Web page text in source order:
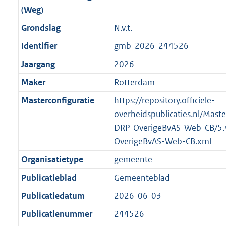
r
m
a
a
o
r
m
a
t
f
o
r
m
a
t
n
f
o
r
a
a
t
t
e
:
2
K
b
t
e
2
K
b
(Weg)
Grondslag
N.v.t.
Identifier
gmb-2026-244526
Jaargang
2026
Maker
Rotterdam
Masterconfiguratie
https://repository.officiele-
overheidspublicaties.nl/
DRP-OverigeBvAS-Web-CB/
OverigeBvAS-Web-CB.xml
Organisatietype
gemeente
Publicatieblad
Gemeenteblad
Publicatiedatum
2026-06-03
Publicatienummer
244526